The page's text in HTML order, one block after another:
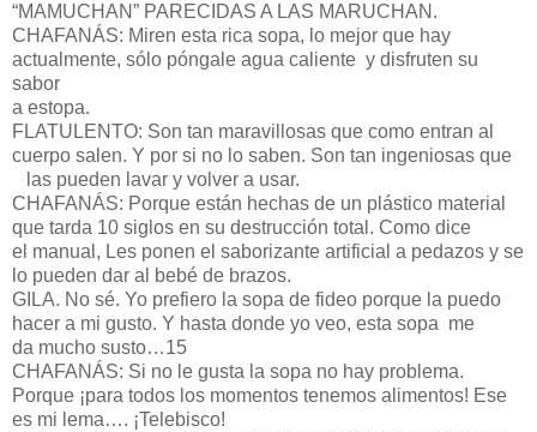
“MAMUCHAN” PARECIDAS A LAS MARUCHAN.
CHAFANÁS: Miren esta rica sopa, lo mejor que hay
actualmente, sólo póngale agua caliente y disfruten su
sabor
a estopa.
FLATULENTO: Son tan maravillosas que como entran al
cuerpo salen. Y por si no lo saben. Son tan ingeniosas que
las pueden lavar y volver a usar.
CHAFANÁS: Porque están hechas de un plástico material
que tarda 10 siglos en su destrucción total. Como dice
el manual, Les ponen el saborizante artificial a pedazos y se
lo pueden dar al bebé de brazos.
GILA. No sé. Yo prefiero la sopa de fideo porque la puedo
hacer a mi gusto. Y hasta donde yo veo, esta sopa me
da mucho susto…15
CHAFANÁS: Si no le gusta la sopa no hay problema.
Porque ¡para todos los momentos tenemos alimentos! Ese
es mi lema…. ¡Telebisco!